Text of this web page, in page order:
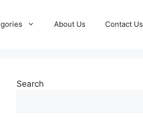
About Us Contact Us
Search